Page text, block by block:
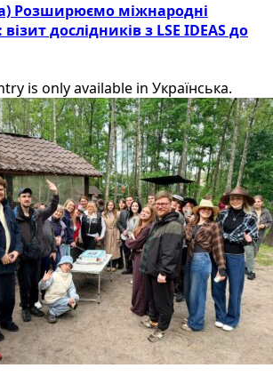
Розширюємо міжнародні
дослідників з LSE IDEAS до
is only available in Українська.